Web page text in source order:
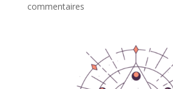
commentaires